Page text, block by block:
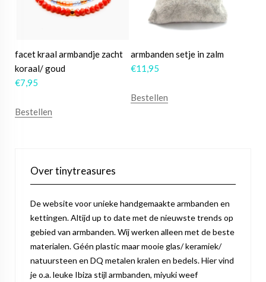
facet kraal armbandje zacht
koraal/ goud
€7,95
Bestellen
armbanden setje in zalm
€11,95
Bestellen
Over tinytreasures
De website voor unieke handgemaakte armbanden en
kettingen. Altijd up to date met de nieuwste trends op
gebied van armbanden. Wij werken alleen met de beste
materialen. Géén plastic maar mooie glas/ keramiek/
natuursteen en DQ metalen kralen en bedels. Hier vind
je o.a. leuke Ibiza stijl armbanden, miyuki weef